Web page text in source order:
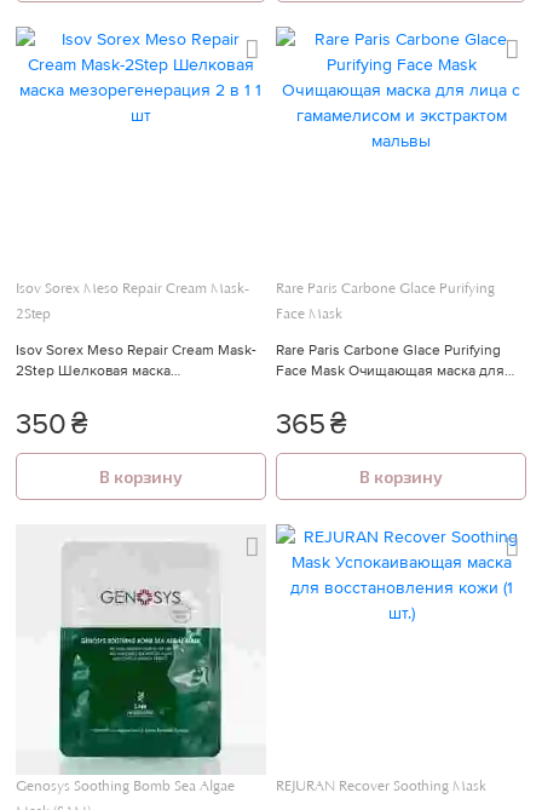
Isov Sorex Meso Repair Cream Mask-
2Step
Isov Sorex Meso Repair Cream Mask-
2Step Шелковая маска
350₴
В корзину
Rare Paris Carbone Glace Purifying
Face Mask
Rare Paris Carbone Glace Purifying
Face Mask Очищающая маска для
мальвы
365₴
В корзину
Genosys Soothing Bomb Sea Algae
REJURAN Recover Soothing Mask